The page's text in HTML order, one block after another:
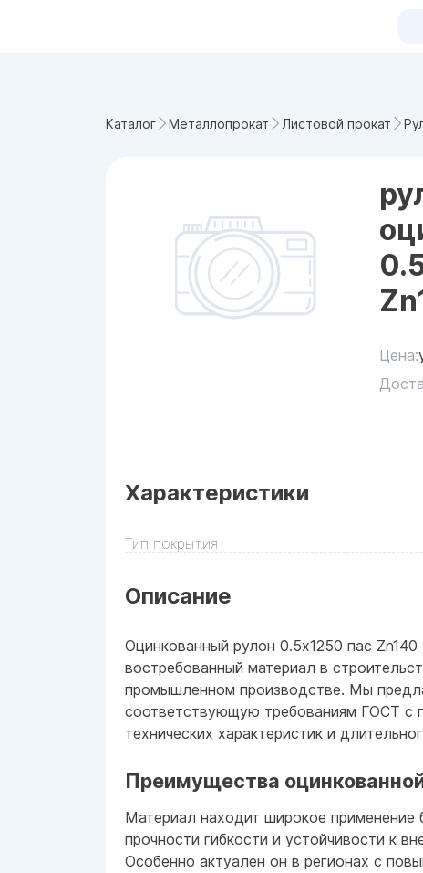
Каталог Металлопрокат Листовой прокат
Цена:
Характеристики
Тип покрытия
Описание
Оцинкованный рулон 0.5x1250 пас
востребованный материал в
промышленном производстве. Мы
соответствующую требованиям ГОСТ с
технических характеристик и
Преимущества
Материал находит широкое применение
прочности гибкости и устойчивости к
Особенно актуален он в регионах с